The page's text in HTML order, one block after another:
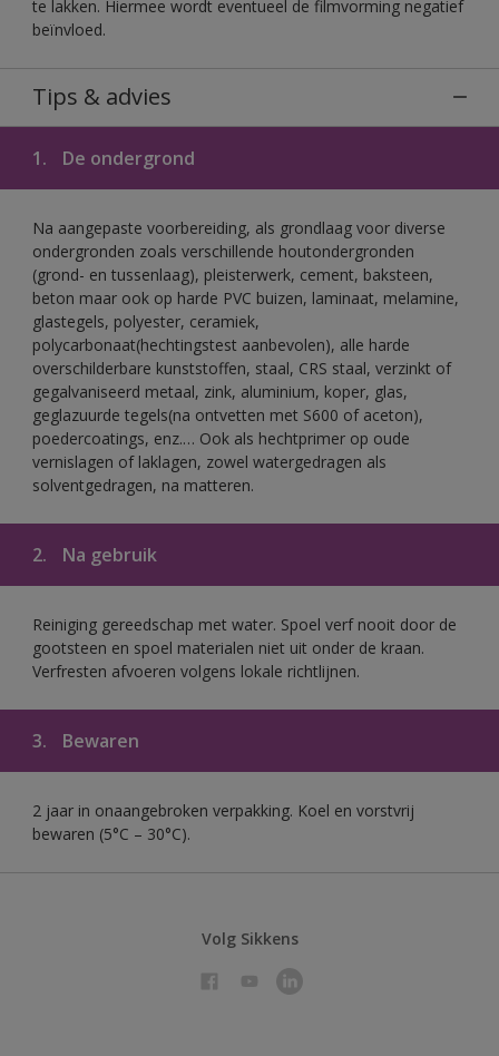
te lakken. Hiermee wordt eventueel de filmvorming negatief
beïnvloed.
Tips & advies
1. De ondergrond
Na aangepaste voorbereiding, als grondlaag voor diverse
ondergronden zoals verschillende houtondergronden
(grond- en tussenlaag), pleisterwerk, cement, baksteen,
beton maar ook op harde PVC buizen, laminaat, melamine,
glastegels, polyester, ceramiek,
polycarbonaat(hechtingstest aanbevolen), alle harde
overschilderbare kunststoffen, staal, CRS staal, verzinkt of
gegalvaniseerd metaal, zink, aluminium, koper, glas,
geglazuurde tegels(na ontvetten met S600 of aceton),
poedercoatings, enz.… Ook als hechtprimer op oude
vernislagen of laklagen, zowel watergedragen als
solventgedragen, na matteren.
2. Na gebruik
Reiniging gereedschap met water. Spoel verf nooit door de
gootsteen en spoel materialen niet uit onder de kraan.
Verfresten afvoeren volgens lokale richtlijnen.
3. Bewaren
2 jaar in onaangebroken verpakking. Koel en vorstvrij
bewaren (5°C – 30°C).
Volg Sikkens